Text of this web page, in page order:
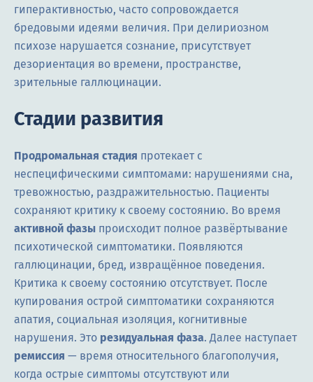
гиперактивностью, часто сопровождается
бредовыми идеями величия. При делириозном
психозе нарушается сознание, присутствует
дезориентация во времени, пространстве,
зрительные галлюцинации.
Стадии развития
Продромальная стадия протекает с
неспецифическими симптомами: нарушениями сна,
тревожностью, раздражительностью. Пациенты
сохраняют критику к своему состоянию. Во время
активной фазы происходит полное развёртывание
психотической симптоматики. Появляются
галлюцинации, бред, извращённое поведения.
Критика к своему состоянию отсутствует. После
купирования острой симптоматики сохраняются
апатия, социальная изоляция, когнитивные
нарушения. Это резидуальная фаза. Далее наступает
ремиссия — время относительного благополучия,
когда острые симптомы отсутствуют или